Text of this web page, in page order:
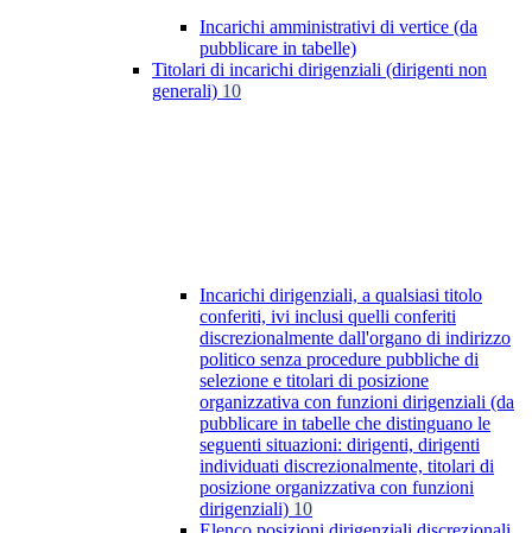
Incarichi amministrativi di vertice (da
pubblicare in tabelle)
Titolari di incarichi dirigenziali (dirigenti non
generali) 10
Incarichi dirigenziali, a qualsiasi titolo
conferiti, ivi inclusi quelli conferiti
discrezionalmente dall'organo di indirizzo
politico senza procedure pubbliche di
selezione e titolari di posizione
organizzativa con funzioni dirigenziali (da
pubblicare in tabelle che distinguano le
seguenti situazioni: dirigenti, dirigenti
individuati discrezionalmente, titolari di
posizione organizzativa con funzioni
dirigenziali) 10